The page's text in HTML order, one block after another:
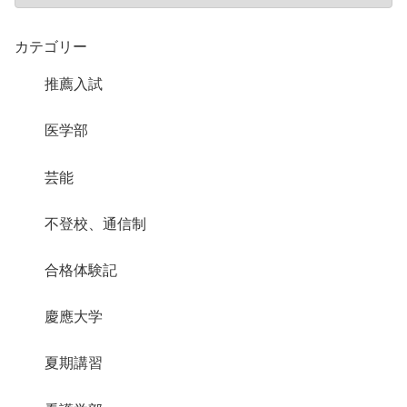
カテゴリー
推薦入試
医学部
芸能
不登校、通信制
合格体験記
慶應大学
夏期講習